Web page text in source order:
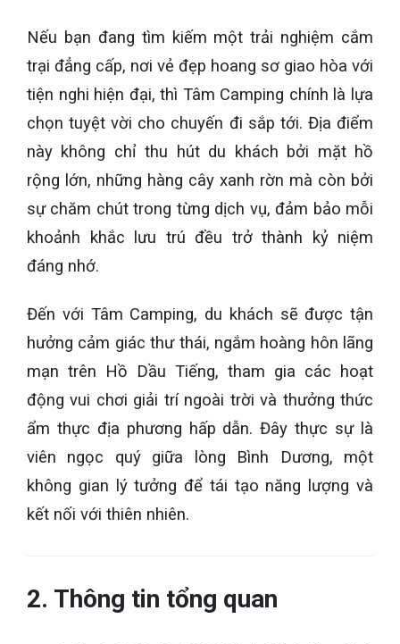
Nếu bạn đang tìm kiếm một trải nghiệm cắm
trại đẳng cấp, nơi vẻ đẹp hoang sơ giao hòa với
tiện nghi hiện đại, thì Tâm Camping chính là lựa
chọn tuyệt vời cho chuyến đi sắp tới. Địa điểm
này không chỉ thu hút du khách bởi mặt hồ
rộng lớn, những hàng cây xanh rờn mà còn bởi
sự chăm chút trong từng dịch vụ, đảm bảo mỗi
khoảnh khắc lưu trú đều trở thành kỷ niệm
đáng nhớ.
Đến với Tâm Camping, du khách sẽ được tận
hưởng cảm giác thư thái, ngắm hoàng hôn lãng
mạn trên Hồ Dầu Tiếng, tham gia các hoạt
động vui chơi giải trí ngoài trời và thưởng thức
ẩm thực địa phương hấp dẫn. Đây thực sự là
viên ngọc quý giữa lòng Bình Dương, một
không gian lý tưởng để tái tạo năng lượng và
kết nối với thiên nhiên.
2. Thông tin tổng quan